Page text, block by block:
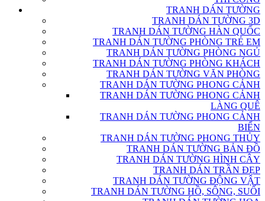
TRANH DÁN TƯỜNG
TRANH DÁN TƯỜNG 3D
TRANH DÁN TƯỜNG HÀN QUỐC
TRANH DÁN TƯỜNG PHÒNG TRẺ EM
TRANH DÁN TƯỜNG PHÒNG NGỦ
TRANH DÁN TƯỜNG PHÒNG KHÁCH
TRANH DÁN TƯỜNG VĂN PHÒNG
TRANH DÁN TƯỜNG PHONG CẢNH
TRANH DÁN TƯỜNG PHONG CẢNH
LÀNG QUÊ
TRANH DÁN TƯỜNG PHONG CẢNH
BIỂN
TRANH DÁN TƯỜNG PHONG THỦY
TRANH DÁN TƯỜNG BẢN ĐỒ
TRANH DÁN TƯỜNG HÌNH CÂY
TRANH DÁN TRẦN ĐẸP
TRANH DÁN TƯỜNG ĐỘNG VẬT
TRANH DÁN TƯỜNG HỒ, SÔNG, SUỐI